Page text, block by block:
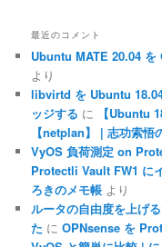
最近のコメント
Ubuntu MATE 20.04
より
libvirtd を Ubuntu
ッジする に
【Ubuntu
【netplan】 | 志功索悟
VyOS 負荷測定 on
Protectli Vault FW1 に
ろきのメモ帳 より
ルータの自由度を上げ
た にOPNsense を